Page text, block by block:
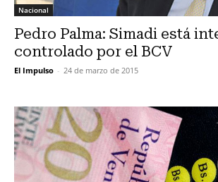
Nacional
Pedro Palma: Simadi está
controlado por el BCV
El Impulso - 24 de marzo de 2015